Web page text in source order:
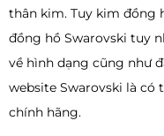
thân kim. Tuy kim đồng
đồng hồ Swarovski tuy
về hình dạng cũng như
website Swarovski là có
chính hãng.